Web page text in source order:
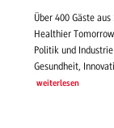
Über 400 Gäste
Healthier
Politik und
Gesundheit,
weiterlesen